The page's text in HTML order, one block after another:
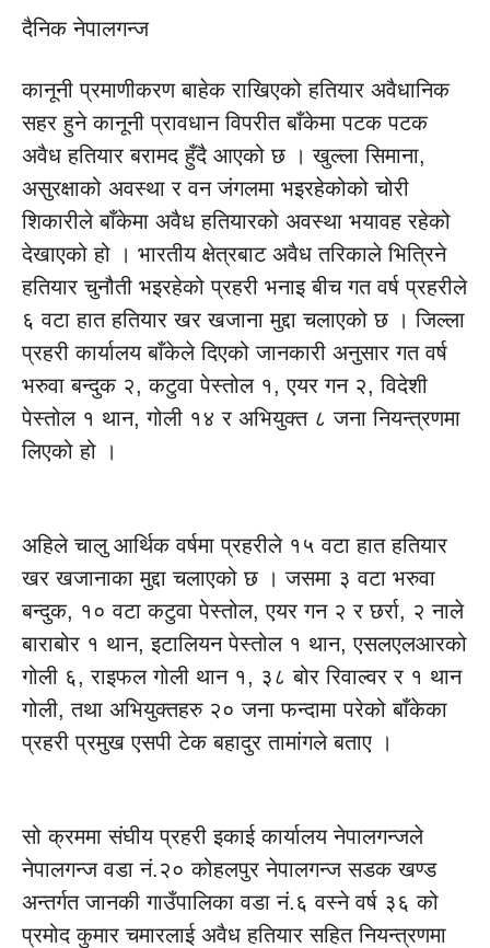
दैनिक नेपालगन्ज
कानूनी प्रमाणीकरण बाहेक राखिएको हतियार अवैधानिक
सहर हुने कानूनी प्रावधान विपरीत बाँकेमा पटक पटक
अवैध हतियार बरामद हुँदै आएको छ । खुल्ला सिमाना,
असुरक्षाको अवस्था र वन जंगलमा भइरहेकोको चोरी
शिकारीले बाँकेमा अवैध हतियारको अवस्था भयावह रहेको
देखाएको हो । भारतीय क्षेत्रबाट अवैध तरिकाले भित्रिने
हतियार चुनौती भइरहेको प्रहरी भनाइ बीच गत वर्ष प्रहरीले
६ वटा हात हतियार खर खजाना मुद्दा चलाएको छ । जिल्ला
प्रहरी कार्यालय बाँकेले दिएको जानकारी अनुसार गत वर्ष
भरुवा बन्दुक २, कटुवा पेस्तोल १, एयर गन २, विदेशी
पेस्तोल १ थान, गोली १४ र अभियुक्त ८ जना नियन्त्रणमा
लिएको हो ।
अहिले चालु आर्थिक वर्षमा प्रहरीले १५ वटा हात हतियार
खर खजानाका मुद्दा चलाएको छ । जसमा ३ वटा भरुवा
बन्दुक, १० वटा कटुवा पेस्तोल, एयर गन २ र छर्रा, २ नाले
बाराबोर १ थान, इटालियन पेस्तोल १ थान, एसलएलआरको
गोली ६, राइफल गोली थान १, ३८ बोर रिवाल्वर र १ थान
गोली, तथा अभियुक्तहरु २० जना फन्दामा परेको बाँकेका
प्रहरी प्रमुख एसपी टेक बहादुर तामांगले बताए ।
सो क्रममा संघीय प्रहरी इकाई कार्यालय नेपालगन्जले
नेपालगन्ज वडा नं.२० कोहलपुर नेपालगन्ज सडक खण्ड
अन्तर्गत जानकी गाउँपालिका वडा नं.६ वस्ने वर्ष ३६ को
प्रमोद कुमार चमारलाई अवैध हतियार सहित नियन्त्रणमा